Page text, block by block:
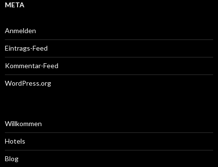
META
Anmelden
Eintrags-Feed
Kommentar-Feed
WordPress.org
Willkommen
Hotels
Blog